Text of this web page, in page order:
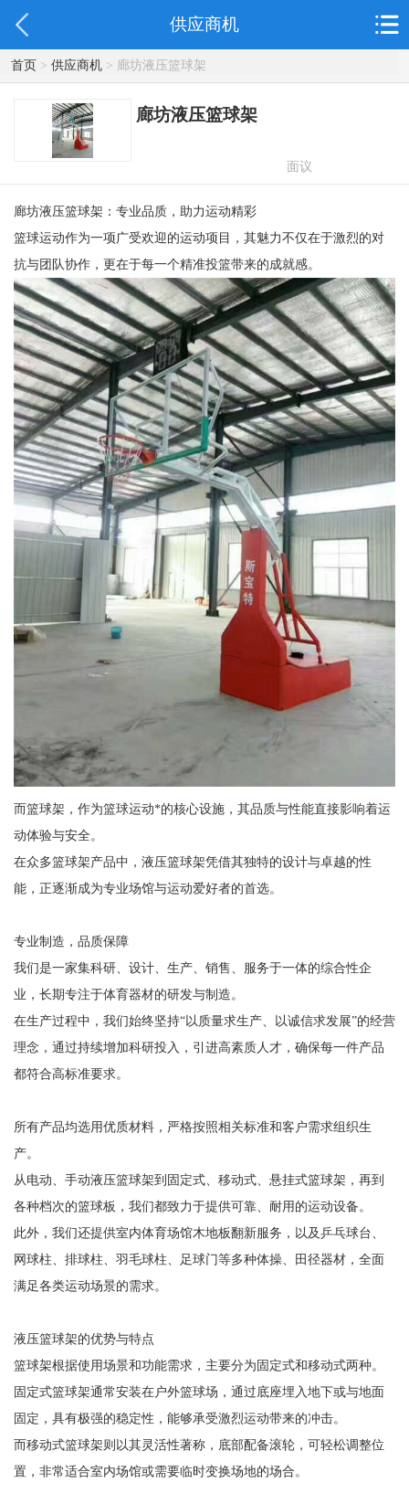
供应商机
首页> 供应商机> 廊坊液压篮球架
廊坊液压篮球架
面议
廊坊液压篮球架：专业品质，助力运动精彩
篮球运动作为一项广受欢迎的运动项目，其魅力不仅在于激烈的对
抗与团队协作，更在于每一个精准投篮带来的成就感。
而篮球架，作为篮球运动*的核心设施，其品质与性能直接影响着运
动体验与安全。
在众多篮球架产品中，液压篮球架凭借其独特的设计与卓越的性
能，正逐渐成为专业场馆与运动爱好者的首选。
专业制造，品质保障
我们是一家集科研、设计、生产、销售、服务于一体的综合性企
业，长期专注于体育器材的研发与制造。
在生产过程中，我们始终坚持“以质量求生产、以诚信求发展”的经营
理念，通过持续增加科研投入，引进高素质人才，确保每一件产品
都符合高标准要求。
所有产品均选用优质材料，严格按照相关标准和客户需求组织生
产。
从电动、手动液压篮球架到固定式、移动式、悬挂式篮球架，再到
各种档次的篮球板，我们都致力于提供可靠、耐用的运动设备。
此外，我们还提供室内体育场馆木地板翻新服务，以及乒乓球台、
网球柱、排球柱、羽毛球柱、足球门等多种体操、田径器材，全面
满足各类运动场景的需求。
液压篮球架的优势与特点
篮球架根据使用场景和功能需求，主要分为固定式和移动式两种。
固定式篮球架通常安装在户外篮球场，通过底座埋入地下或与地面
固定，具有极强的稳定性，能够承受激烈运动带来的冲击。
而移动式篮球架则以其灵活性著称，底部配备滚轮，可轻松调整位
置，非常适合室内场馆或需要临时变换场地的场合。